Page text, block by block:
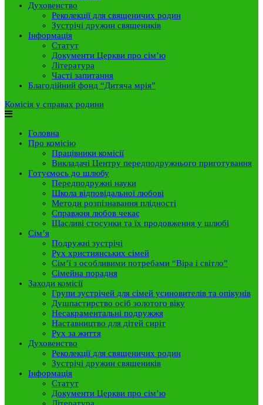
Духовенство
Реколекції для священичих родин
Зустрічі дружин священиків
Інформація
Статут
Документи Церкви про сім’ю
Література
Часті запитання
Благодійний фонд “Дитяча мрія”
Комісія у справах родини
Головна
Про комісію
Працівники комісії
Викладачі Центру передподружнього приготування
Готуємось до шлюбу
Передподружні науки
Школа відповідальної любові
Методи розпізнавання плідності
Справжня любов чекає
Щасливі стосунки та їх продовження у шлюбі
Сім’я
Подружні зустрічі
Рух християнських сімей
Сім’ї з особливими потребами “Віра і світло”
Сімейна порадня
Заходи комісії
Групи зустрічей для сімей усиновителів та опікунів
Душпастирство осіб золотого віку
Несакраментальні подружжя
Наставництво для дітей сиріт
Рух за життя
Духовенство
Реколекції для священичих родин
Зустрічі дружин священиків
Інформація
Статут
Документи Церкви про сім’ю